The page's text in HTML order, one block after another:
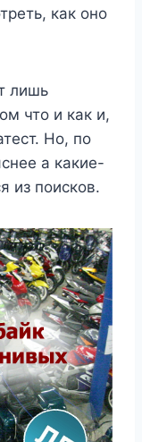
как оно
лишь
что и как и,
Но, по
а какие-
из поисков.